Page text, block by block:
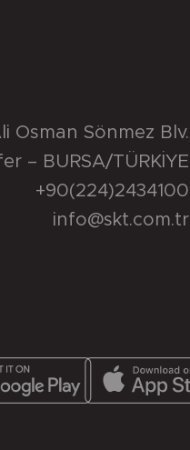
Osman Sönmez Blv.
– BURSA/TÜRKİYE
+90(224)2434100
info@skt.com.tr